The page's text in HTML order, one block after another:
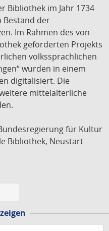
Bibliothek im Jahr 1734
Bestand der
Im Rahmen des von
geförderten Projekts
volkssprachlichen
wurden in einem
digitalisiert. Die
mittelalterliche
für Kultur
Bibliothek, Neustart